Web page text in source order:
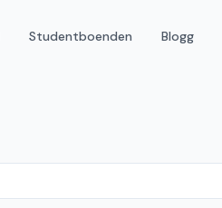
Studentboenden Blogg